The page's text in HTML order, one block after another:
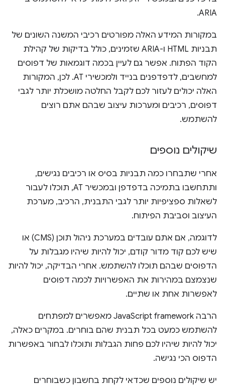
ARIA.
במקורות המידע האלה מפורטים רכיבי המשנה השונים של
תבניות HTML ו-ARIA שזמינים, כולל בדיקות של קהילת
הקוד הפתוח. אפשר גם לעיין בכמה דוגמאות של דפוסים
למחשבים, לדפדפנים בנייד ולמכשירי AT. לכן, המקורות
האלה יכולים לעזור לכם לקבל החלטה מושכלת יותר לגבי
דפוסים, רכיבים ומערכות עיצוב שבהם אתם רוצים
להשתמש.
שיקולים נוספים
אחרי שתבחרו כמה תבניות בסיס או רכיבים נגישים,
ותתחשבו בתמיכה בדפדפן ובמכשיר AT, תוכלו לעבור
לשאלות ספציפיות יותר לגבי התבנית, הרכיב, מערכת
העיצוב וסביבת הפיתוח.
לדוגמה, אם אתם עובדים במערכת ניהול תוכן (CMS) או
שיש לכם קוד מדור קודם, יכול להיות שיהיו מגבלות על
הדפוסים שבהם תוכלו להשתמש. אחרי הבדיקה, יכול להיות
שנצמצם במהירות את האפשרויות לכמה דפוסים
לאפשרות אחת או שתיים.
הרבה JavaScript framework מאפשרים למפתחים
להשתמש כמעט בכל תבנית שהם בוחרים. במקרים כאלה,
יכול להיות שיהיו לכם פחות הגבלות ותוכלו לבחור באפשרות
הדפוס הכי נגישה.
יש שיקולים נוספים שכדאי לקחת בחשבון כשבוחרים